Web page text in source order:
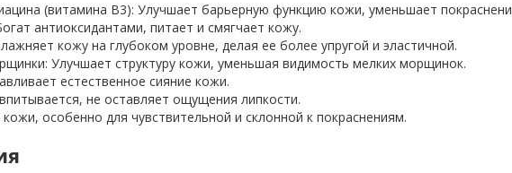
(витамина B3): Улучшает барьерную функцию кожи, уменьшает
антиоксидантами, питает и смягчает кожу.
кожу на глубоком уровне, делая ее более упругой и эластичной.
Улучшает структуру кожи, уменьшая видимость мелких морщинок.
естественное сияние кожи.
не оставляет ощущения липкости.
особенно для чувствительной и склонной к покраснениям.